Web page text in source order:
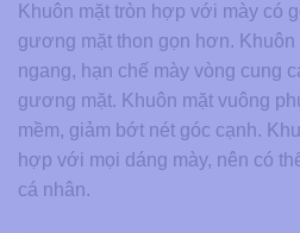
Khuôn mặt tròn hợp với mày có
gương mặt thon gọn hơn. Khuôn
ngang, hạn chế mày vòng cung
gương mặt. Khuôn mặt vuông
mềm, giảm bớt nét góc cạnh.
hợp với mọi dáng mày, nên có
cá nhân.